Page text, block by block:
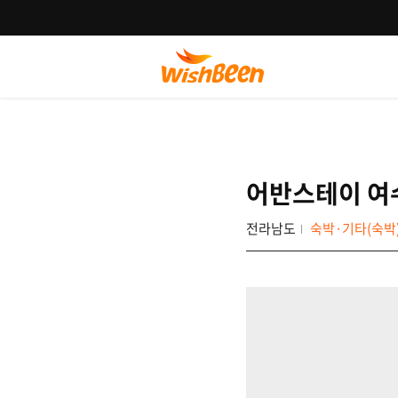
어반스테이
전라남도 숙박·기타(숙